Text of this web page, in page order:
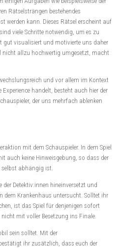
Rätselsträngen bestehendes
werden kann. Dieses Rätsel erscheint auf
viele Schritte notwendig, um es zu
gut visualisiert und motivierte uns daher
nicht allzu hochwertig umgesetzt, macht
und vor allem im Kontext
handelt, besteht auch hier der
der uns mehrfach ablenken
mit dem Schauspieler. In dem Spiel
auch keine Hinweisgebung, so dass der
selbst abhängig ist.
Detektiv:innen hineinversetzt und
dem Krankenhaus untersucht. Solltet ihr
ist das Spiel für denjenigen sofort
mit voller Besetzung ins Finale.
sein solltet. Mit der
ihr zusätzlich, dass euch der